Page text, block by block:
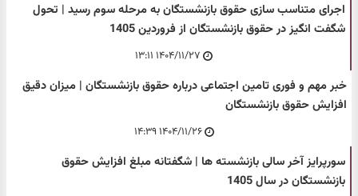
اجرای متناسب سازی حقوق بازنشستگان به مرحله سوم رسید | تحول
شگفت انگیز در حقوق بازنشستگان از فروردین 1405
۱۴۰۴/۱۱/۲۷ ۱۳:۱۱
خبر مهم و فوری تامین اجتماعی درباره حقوق بازنشستگان | میزان دقیق
افزایش حقوق بازنشستگان
۱۴۰۴/۱۱/۲۶ ۱۴:۳۹
سورپرایز آخر سالی بازنشسته ها | شگفتانه مبلغ افزایش حقوق
بازنشستگان در سال 1405